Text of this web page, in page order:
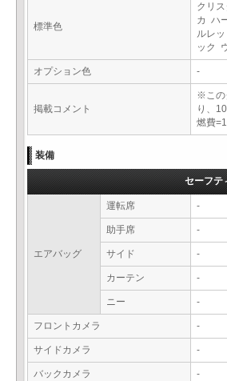
標準色
クリ
カ ハ
ルレ
ック
オプション色 -
掲載コメント
※この
り、
燃費
装備
セーフテ
エアバッグ
運転席 -
助手席 -
サイド -
カーテン -
ニー -
フロントカメラ -
サイドカメラ -
バックカメラ -